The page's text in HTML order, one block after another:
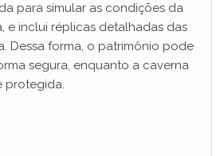
para simular as condições da
e inclui réplicas detalhadas das
Dessa forma, o patrimônio pode
segura, enquanto a caverna
protegida.